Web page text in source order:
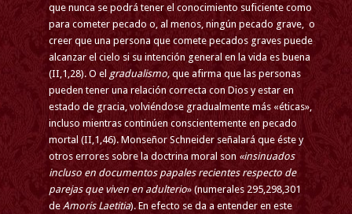
que nunca se podrá tener el conocimiento suficiente como
para cometer pecado o, al menos, ningún pecado grave, o
creer que una persona que comete pecados graves puede
alcanzar el cielo si su intención general en la vida es buena
(II,1,28). O el gradualismo,que afirma que las personas
pueden tener una relación correcta con Dios y estar en
estado de gracia, volviéndose gradualmente más «éticas»,
incluso mientras continúen conscientemente en pecado
mortal (II,1,46). Monseñor Schneider señalará que éste y
otros errores sobre la doctrina moral son «insinuados
incluso en documentos papales recientes respecto de
parejas que viven en adulterio» (numerales 295,298,301
de Amoris Laetitia). En efecto se da a entender en este